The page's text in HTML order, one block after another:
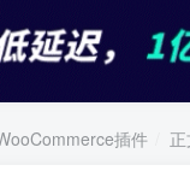
插件